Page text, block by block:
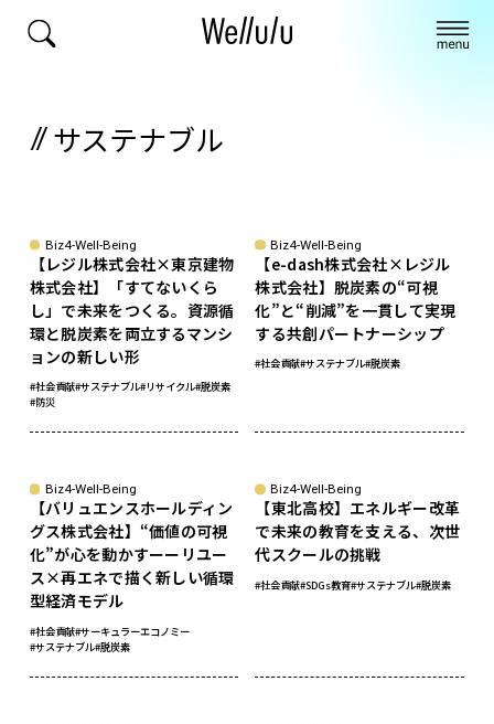
サステナブル
Biz4-Well-Being
【レジル株式会社×東京建物
株式会社】「すてないくら
し」で未来をつくる。資源循
環と脱炭素を両立するマンシ
ョンの新しい形
#社会貢献#サステナブル#リサイクル#脱炭素
#防災
Biz4-Well-Being
【e-dash株式会社×レジル
株式会社】脱炭素の“可視
化”と“削減”を一貫して実現
する共創パートナーシップ
#社会貢献#サステナブル#脱炭素
Biz4-Well-Being
【バリュエンスホールディン
グス株式会社】“価値の可視
化”が心を動かすーーリユー
ス×再エネで描く新しい循環
型経済モデル
#社会貢献#サーキュラーエコノミー
#サステナブル#脱炭素
Biz4-Well-Being
【東北高校】エネルギー改革
で未来の教育を支える、次世
代スクールの挑戦
#社会貢献#SDGs教育#サステナブル#脱炭素